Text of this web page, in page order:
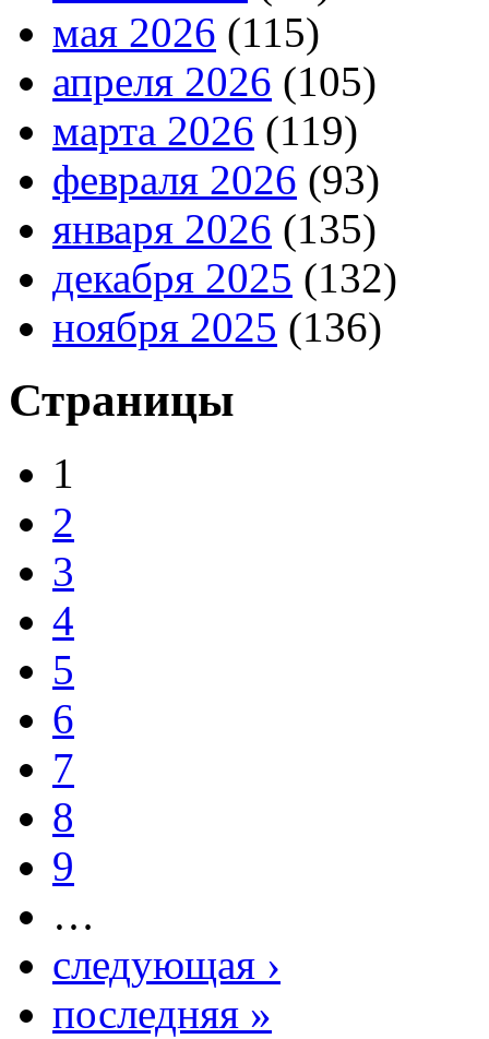
мая 2026 (115)
апреля 2026 (105)
марта 2026 (119)
февраля 2026 (93)
января 2026 (135)
декабря 2025 (132)
ноября 2025 (136)
Страницы
1
2
3
4
5
6
7
8
9
…
следующая ›
последняя »